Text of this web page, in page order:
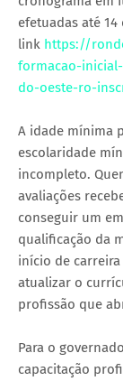
efetuadas até
link https://
formacao-
do-oeste-ro-
A idade mínima
escolaridade
incompleto.
avaliações
conseguir um
qualificação da
início de
atualizar o
profissão que
Para o
capacitação